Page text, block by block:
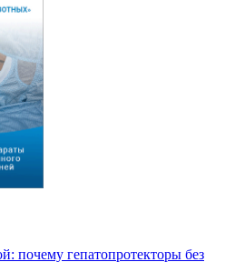
почему гепатопротекторы без